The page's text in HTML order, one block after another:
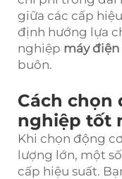
giữa các cấp
định hướng lựa
nghiệp máy
buôn.
Cách chọn
nghiệp tốt
Khi chọn động
lượng lớn, một
cấp hiệu suất.